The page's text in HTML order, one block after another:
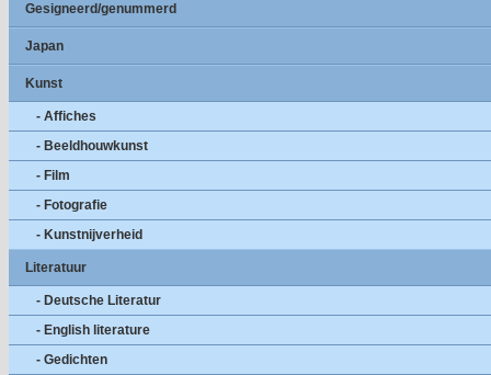
Gesigneerd/genummerd
Japan
Kunst
- Affiches
- Beeldhouwkunst
- Film
- Fotografie
- Kunstnijverheid
Literatuur
- Deutsche Literatur
- English literature
- Gedichten